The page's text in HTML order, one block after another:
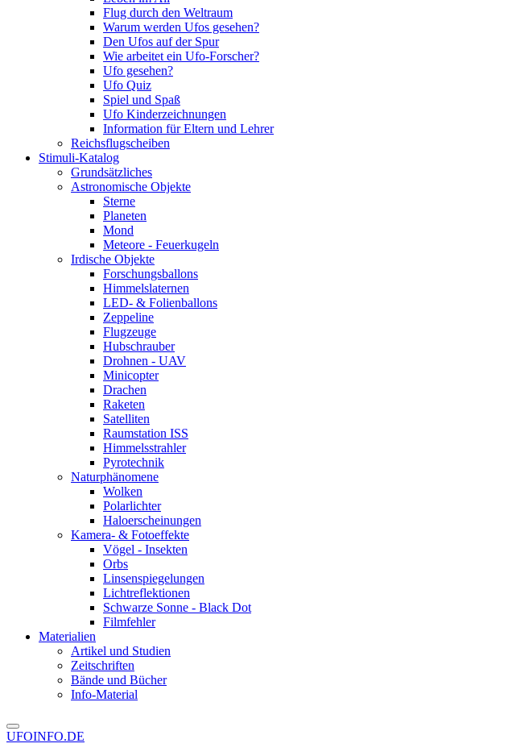
Flug durch den Weltraum
Warum werden Ufos gesehen?
Den Ufos auf der Spur
Wie arbeitet ein Ufo-Forscher?
Ufo gesehen?
Ufo Quiz
Spiel und Spaß
Ufo Kinderzeichnungen
Information für Eltern und Lehrer
Reichsflugscheiben
Stimuli-Katalog
Grundsätzliches
Astronomische Objekte
Sterne
Planeten
Mond
Meteore - Feuerkugeln
Irdische Objekte
Forschungsballons
Himmelslaternen
LED- & Folienballons
Zeppeline
Flugzeuge
Hubschrauber
Drohnen - UAV
Minicopter
Drachen
Raketen
Satelliten
Raumstation ISS
Himmelsstrahler
Pyrotechnik
Naturphänomene
Wolken
Polarlichter
Haloerscheinungen
Kamera- & Fotoeffekte
Vögel - Insekten
Orbs
Linsenspiegelungen
Lichtreflektionen
Schwarze Sonne - Black Dot
Filmfehler
Materialien
Artikel und Studien
Zeitschriften
Bände und Bücher
Info-Material
UFOINFO.DE